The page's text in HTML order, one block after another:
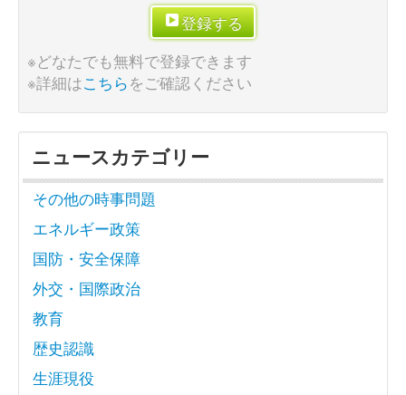
登録する
※どなたでも無料で登録できます
※詳細はこちらをご確認ください
ニュースカテゴリー
その他の時事問題
エネルギー政策
国防・安全保障
外交・国際政治
教育
歴史認識
生涯現役